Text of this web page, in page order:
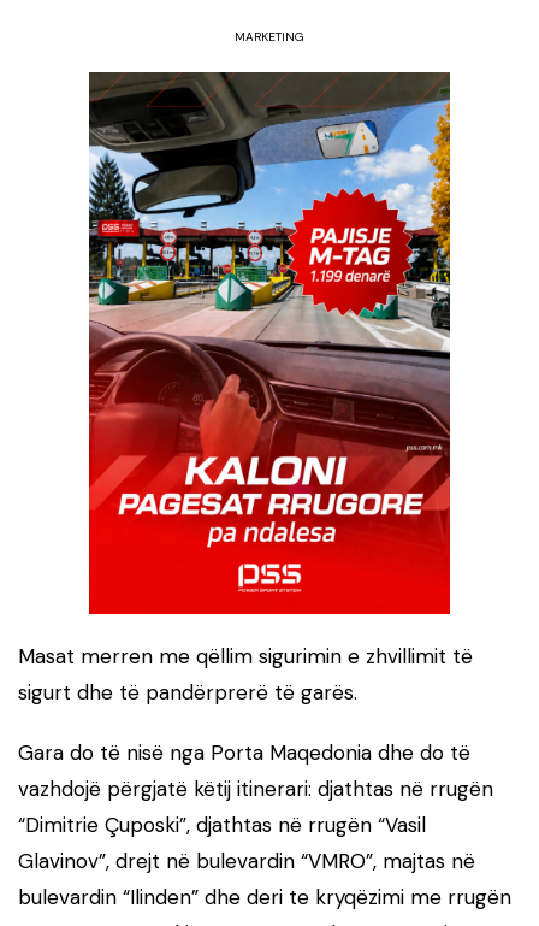
MARKETING
Masat merren me qëllim sigurimin e zhvillimit të
sigurt dhe të pandërprerë të garës.
Gara do të nisë nga Porta Maqedonia dhe do të
vazhdojë përgjatë këtij itinerari: djathtas në rrugën
“Dimitrie Çuposki”, djathtas në rrugën “Vasil
Glavinov”, drejt në bulevardin “VMRO”, majtas në
bulevardin “Ilinden” dhe deri te kryqëzimi me rrugën